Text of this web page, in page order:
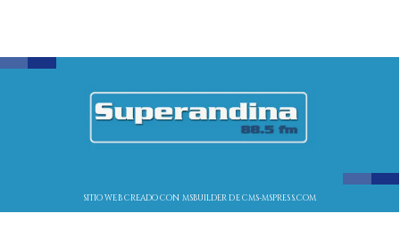
SITIO WEB CREADO CON MSBUILDER DE CMS-MSPRESS.COM